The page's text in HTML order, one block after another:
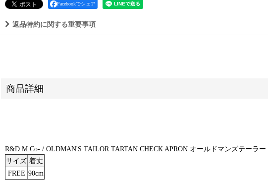
Facebookでシェア
返品特約に関する重要事項
商品詳細
R&D.M.Co- / OLDMAN'S TAILOR TARTAN CHECK APRON オールドマンズテーラ
サイズ 着丈
FREE 90cm